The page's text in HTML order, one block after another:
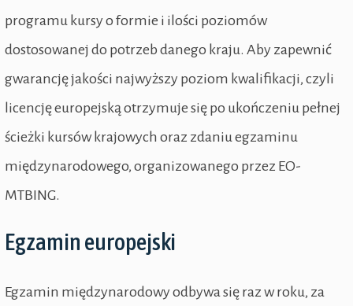
programu kursy o formie i ilości poziomów
dostosowanej do potrzeb danego kraju. Aby zapewnić
gwarancję jakości najwyższy poziom kwalifikacji, czyli
licencję europejską otrzymuje się po ukończeniu pełnej
ścieżki kursów krajowych oraz zdaniu egzaminu
międzynarodowego, organizowanego przez EO-
MTBING.
Egzamin europejski
Egzamin międzynarodowy odbywa się raz w roku, za